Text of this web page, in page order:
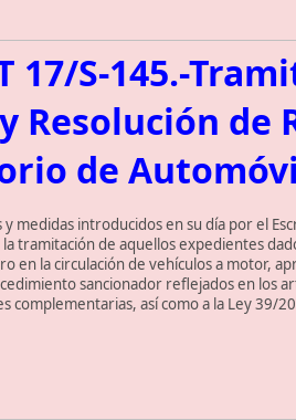
17/S-145.-
Resolución de
de
medidas introducidos en su día por el
tramitación de aquellos expedientes
en la circulación de vehículos a motor,
sancionador reflejados en los
complementarias, así como a la Ley